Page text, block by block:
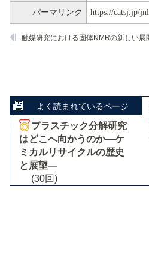
パーマリンク https://catsj.jp/
触媒研究における固体NMRの新しい展
よく読まれているページ
プラスチック分解研究
はどこへ向かうのか―ケ
ミカルリサイクルの歴史
と展望―
(30回)